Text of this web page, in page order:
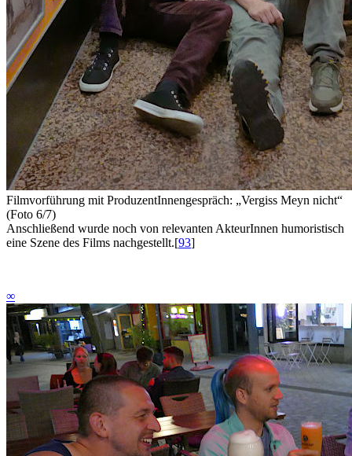
Filmvorführung mit ProduzentInnengespräch: „Vergiss Meyn nicht“
(Foto 6/7)
Anschließend wurde noch von relevanten AkteurInnen humoristisch
eine Szene des Films nachgestellt.[93]
∞